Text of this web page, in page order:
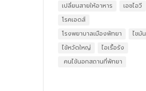
เปลี่ยนสายให้อาหาร
เอชไอวี
โรคเอดส์
โรงพยาบาลเมืองพัทยา
ไขมัน
ไข้หวัดใหญ่
ไอเรื้อรัง
​ คนไข้นอกสถานที่พัทยา